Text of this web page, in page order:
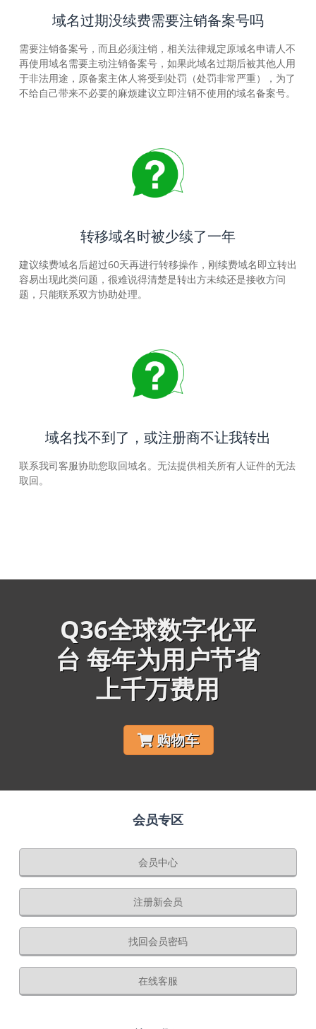
域名过期没续费需要注销备案号吗
需要注销备案号，而且必须注销，相关法律规定原域名申请人不
再使用域名需要主动注销备案号，如果此域名过期后被其他人用
于非法用途，原备案主体人将受到处罚（处罚非常严重），为了
不给自己带来不必要的麻烦建议立即注销不使用的域名备案号。
转移域名时被少续了一年
建议续费域名后超过60天再进行转移操作，刚续费域名即立转出
容易出现此类问题，很难说得清楚是转出方未续还是接收方问
题，只能联系双方协助处理。
域名找不到了，或注册商不让我转出
联系我司客服协助您取回域名。无法提供相关所有人证件的无法
取回。
Q36全球数字化平
台 每年为用户节省
上千万费用
购物车
会员专区
会员中心
注册新会员
找回会员密码
在线客服